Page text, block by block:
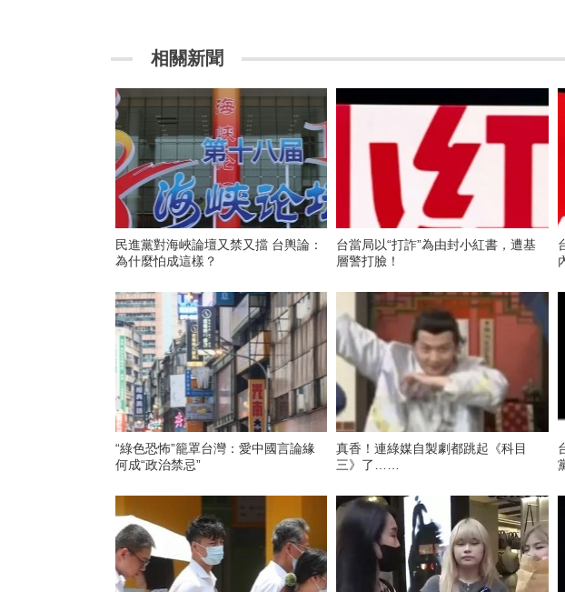
相關新聞
民進黨對海峽論壇又禁又擋 台輿論：
為什麼怕成這樣？
台當局以“打詐”為由封小紅書，遭基
層警打臉！
“綠色恐怖”籠罩台灣：愛中國言論緣
何成“政治禁忌”
真香！連綠媒自製劇都跳起《科目
三》了……